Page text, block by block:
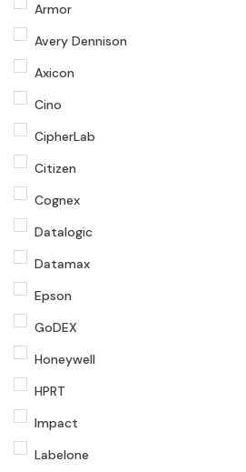
Armor
Avery Dennison
Axicon
Cino
CipherLab
Citizen
Cognex
Datalogic
Datamax
Epson
GoDEX
Honeywell
HPRT
Impact
Labelone